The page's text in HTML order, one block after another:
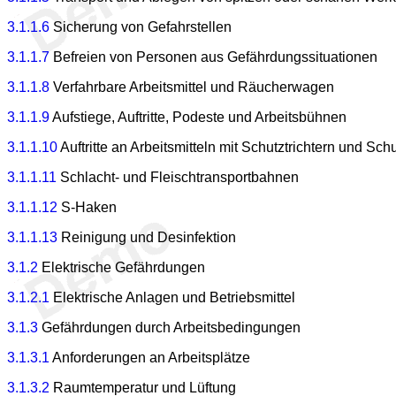
3.1.1.6 Sicherung von Gefahrstellen
3.1.1.7 Befreien von Personen aus Gefährdungssituationen
3.1.1.8 Verfahrbare Arbeitsmittel und Räucherwagen
3.1.1.9Aufstiege, Auftritte, Podeste und Arbeitsbühnen
3.1.1.10Auftritte an Arbeitsmitteln mit Schutztrichtern und
3.1.1.11 Schlacht- und Fleischtransportbahnen
3.1.1.12 S-Haken
3.1.1.13 Reinigung und Desinfektion
3.1.2 Elektrische Gefährdungen
3.1.2.1 Elektrische Anlagen und Betriebsmittel
3.1.3 Gefährdungen durch Arbeitsbedingungen
3.1.3.1 Anforderungen an Arbeitsplätze
3.1.3.2 Raumtemperatur und Lüftung